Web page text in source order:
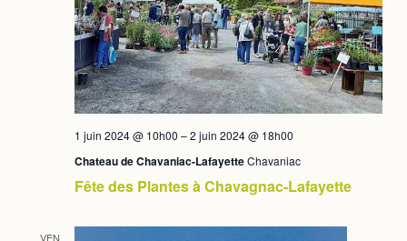
Fête des Plantes à Chavagnac-Lafayette
1 juin 2024 @ 10h00 –2 juin 2024 @ 18h00
Chateau de Chavaniac-LafayetteChavaniac
VEN